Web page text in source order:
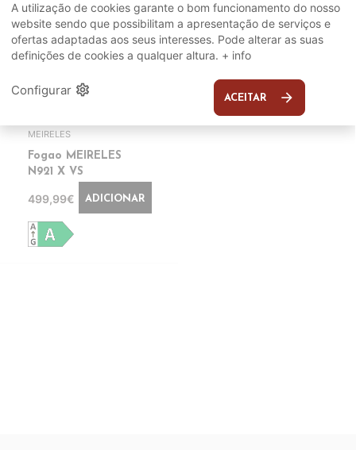
MEIRELES
Fogao MEIRELES
N921 X VS
499,99€ ADICIONAR
A utilização de cookies garante o bom funcionamento do nosso
website sendo que possibilitam a apresentação de serviços e
ofertas adaptadas aos seus interesses. Pode alterar as suas
definições de cookies a qualquer altura. + info
Configurar settings ACEITAR arrow_forward